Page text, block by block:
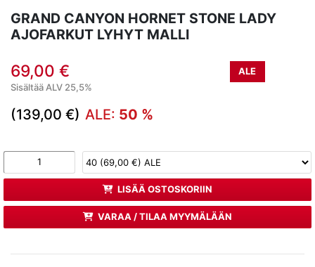
GRAND CANYON HORNET STONE LADY
AJOFARKUT LYHYT MALLI
69,00 €
ALE
Sisältää ALV 25,5%
(139,00 €) ALE: 50 %
LISÄÄ OSTOSKORIIN
VARAA / TILAA MYYMÄLÄÄN